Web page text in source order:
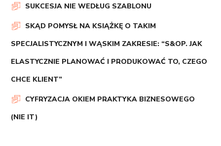
SUKCESJA NIE WEDŁUG SZABLONU
SKĄD POMYSŁ NA KSIĄŻKĘ O TAKIM
SPECJALISTYCZNYM I WĄSKIM ZAKRESIE: “S&OP. JAK
ELASTYCZNIE PLANOWAĆ I PRODUKOWAĆ TO, CZEGO
CHCE KLIENT”
CYFRYZACJA OKIEM PRAKTYKA BIZNESOWEGO
(NIE IT)